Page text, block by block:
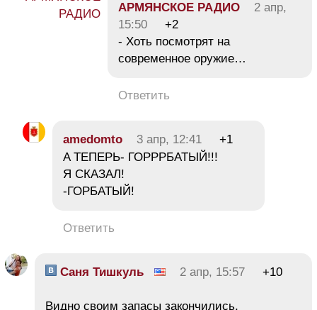
АРМЯНСКОЕ РАДИО
2 апр,
15:50
+2
- Хоть посмотрят на
современное оружие…
Ответить
amedomto 3 апр, 12:41
+1
A ТЕПЕРЬ- ГОРРРБАТЫЙ!!!
Я СКАЗАЛ!
-ГОРБАТЫЙ!
Ответить
Саня Тишкуль 2 апр, 15:57 +10
Видно своим запасы закончились,